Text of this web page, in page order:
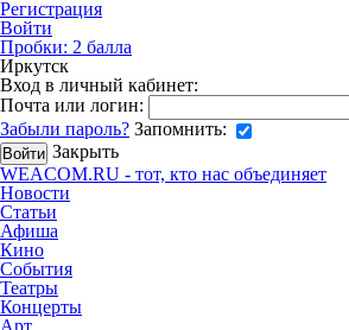
Регистрация
Войти
Пробки: 2 балла
Иркутск
Вход в личный кабинет:
Почта или логин:
Забыли пароль? Запомнить:
Закрыть
WEACOM.RU - тот, кто нас объединяет
Новости
Статьи
Афиша
Кино
События
Театры
Концерты
Арт